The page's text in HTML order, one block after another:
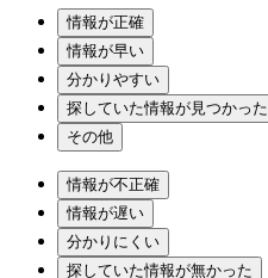
情報が正確
情報が早い
分かりやすい
探していた情報が見つかった
その他
情報が不正確
情報が遅い
分かりにくい
探していた情報が無かった